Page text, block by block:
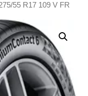
55 R17 109 V FR